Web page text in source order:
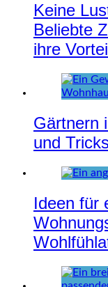
Keine
Beliebte
ihre
Gärtnern
und
Ideen für